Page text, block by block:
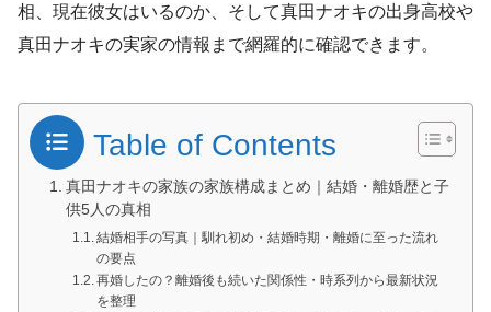
相、現在彼女はいるのか、そして真田ナオキの出身高校や
真田ナオキの実家の情報まで網羅的に確認できます。
Table of Contents
真田ナオキの家族の家族構成まとめ｜結婚・離婚歴と子
供5人の真相
結婚相手の写真｜馴れ初め・結婚時期・離婚に至った流れ
の要点
再婚したの？離婚後も続いた関係性・時系列から最新状況
を整理